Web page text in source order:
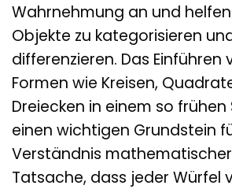
Wahrnehmung an und helfen
Objekte zu kategorisieren
differenzieren. Das
Formen wie Kreisen,
Dreiecken in einem so
einen wichtigen Grundstein
Verständnis mathematischer
Tatsache, dass jeder Würfel